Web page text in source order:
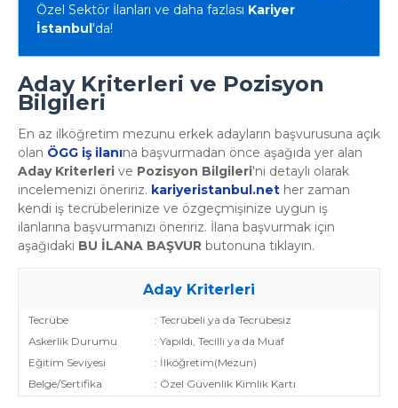
Özel Sektör İlanları ve daha fazlası Kariyer
İstanbul'da!
Aday Kriterleri ve Pozisyon
Bilgileri
En az ilköğretim mezunu erkek adayların başvurusuna açık
olan ÖGG iş ilanına başvurmadan önce aşağıda yer alan
Aday Kriterleri ve Pozisyon Bilgileri'ni detaylı olarak
incelemenizi öneririz. kariyeristanbul.net her zaman
kendi iş tecrübelerinize ve özgeçmişinize uygun iş
ilanlarına başvurmanızı öneririz. İlana başvurmak için
aşağıdaki BU İLANA BAŞVUR butonuna tıklayın.
Aday Kriterleri
Tecrübe
: Tecrübeli ya da Tecrübesiz
Askerlik Durumu
: Yapıldı, Tecilli ya da Muaf
Eğitim Seviyesi
: İlköğretim(Mezun)
Belge/Sertifika
: Özel Güvenlik Kimlik Kartı